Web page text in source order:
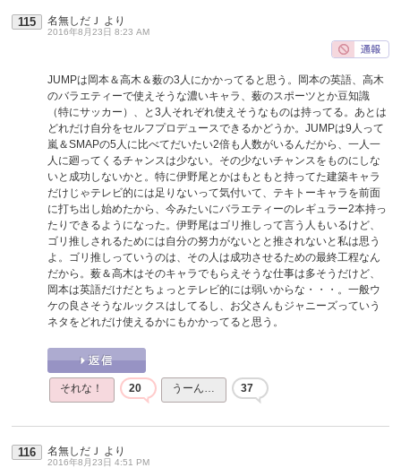
115 名無しだＪ より
2016年8月23日 8:23 AM
JUMPは岡本＆高木＆薮の3人にかかってると思う。岡本の英語、高木
のバラエティーで使えそうな濃いキャラ、薮のスポーツとか豆知識
（特にサッカー）、と3人それぞれ使えそうなものは持ってる。あとは
どれだけ自分をセルフプロデュースできるかどうか。JUMPは9人って
嵐＆SMAPの5人に比べてだいたい2倍も人数がいるんだから、一人一
人に廻ってくるチャンスは少ない。その少ないチャンスをものにしな
いと成功しないかと。特に伊野尾とかはもともと持ってた建築キャラ
だけじゃテレビ的には足りないって気付いて、テキトーキャラを前面
に打ち出し始めたから、今みたいにバラエティーのレギュラー2本持っ
たりできるようになった。伊野尾はゴリ推しって言う人もいるけど、
ゴリ推しされるためには自分の努力がないとと推されないと私は思う
よ。ゴリ推しっていうのは、その人は成功させるための最終工程なん
だから。薮＆高木はそのキャラでもらえそうな仕事は多そうだけど、
岡本は英語だけだとちょっとテレビ的には弱いからな・・・。一般ウ
ケの良さそうなルックスはしてるし、お父さんもジャニーズっていう
ネタをどれだけ使えるかにもかかってると思う。
それな！ 20 うーん… 37
116 名無しだＪ より
2016年8月23日 4:51 PM